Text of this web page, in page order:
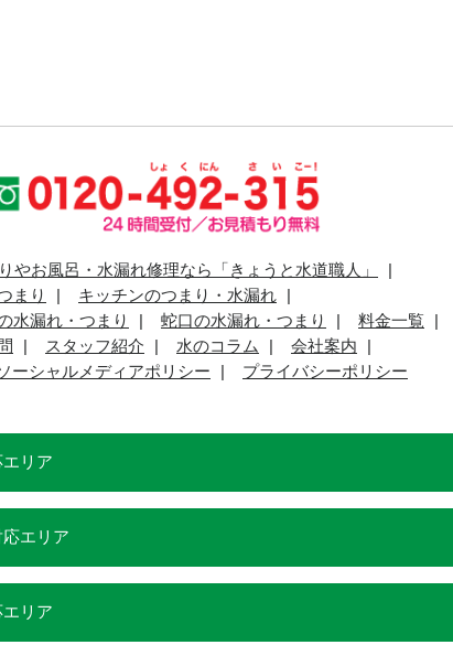
やお風呂・水漏れ修理なら「きょうと水道職人」
まり
キッチンのつまり・水漏れ
水漏れ・つまり 蛇口の水漏れ・つまり
料金一覧
スタッフ紹介 水のコラム
会社案内
ーシャルメディアポリシー プライバシーポリシー
リア
エリア
リア